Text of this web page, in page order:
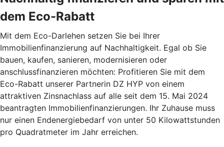
dem Eco-Rabatt
Mit dem Eco-Darlehen setzen Sie bei Ihrer
Immobilienfinanzierung auf Nachhaltigkeit. Egal ob Sie
bauen, kaufen, sanieren, modernisieren oder
anschlussfinanzieren möchten: Profitieren Sie mit dem
Eco-Rabatt unserer Partnerin DZ HYP von einem
attraktiven Zinsnachlass auf alle seit dem 15. Mai 2024
beantragten Immobilienfinanzierungen. Ihr Zuhause muss
nur einen Endenergiebedarf von unter 50 Kilowattstunden
pro Quadratmeter im Jahr erreichen.